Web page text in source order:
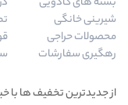
شیرینی خانگی
محصولات حراجی
رهگیری سفارشات
از جدیدترین تخفیف ها با خبر شوید